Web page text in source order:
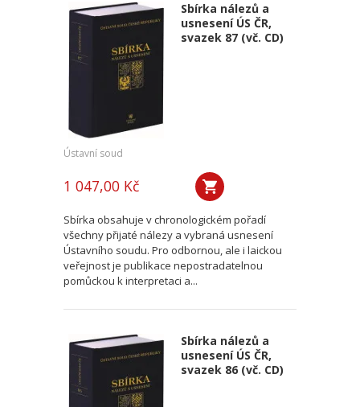
Sbírka nálezů a
usnesení ÚS ČR,
svazek 87 (vč. CD)
Ústavní soud
1 047,00 Kč
Sbírka obsahuje v chronologickém pořadí
všechny přijaté nálezy a vybraná usnesení
Ústavního soudu. Pro odbornou, ale i laickou
veřejnost je publikace nepostradatelnou
pomůckou k interpretaci a...
Sbírka nálezů a
usnesení ÚS ČR,
svazek 86 (vč. CD)